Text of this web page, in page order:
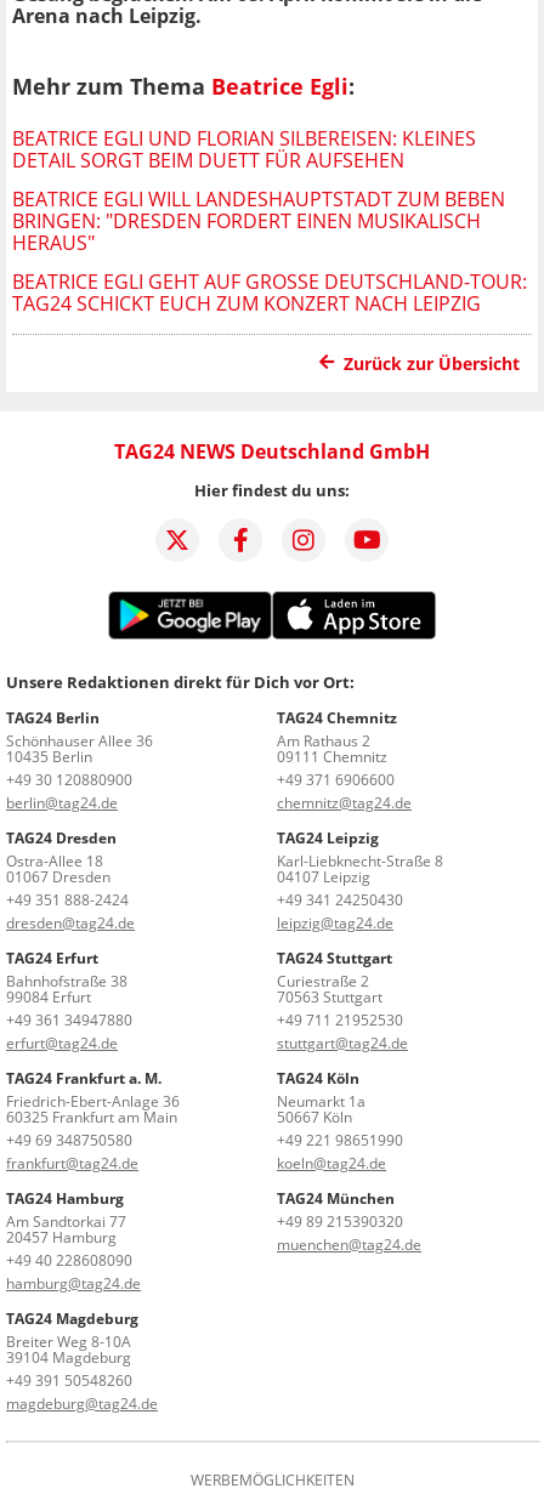
Arena nach Leipzig.
Mehr zum Thema Beatrice Egli:
BEATRICE EGLI UND FLORIAN SILBEREISEN: KLEINES
DETAIL SORGT BEIM DUETT FÜR AUFSEHEN
BEATRICE EGLI WILL LANDESHAUPTSTADT ZUM BEBEN
BRINGEN: "DRESDEN FORDERT EINEN MUSIKALISCH
HERAUS"
BEATRICE EGLI GEHT AUF GROSSE DEUTSCHLAND-TOUR: T
AG24 SCHICKT EUCH ZUM KONZERT NACH LEIPZIG
Zurück zur Übersicht
TAG24 NEWS Deutschland GmbH
Hier findest du uns:
Unsere Redaktionen direkt für Dich vor Ort:
TAG24 Berlin
Schönhauser Allee 36
10435 Berlin
+49 30 120880900
berlin@tag24.de
TAG24 Chemnitz
Am Rathaus 2
09111 Chemnitz
+49 371 6906600
chemnitz@tag24.de
TAG24 Dresden
Ostra-Allee 18
01067 Dresden
+49 351 888-2424
dresden@tag24.de
TAG24 Leipzig
Karl-Liebknecht-Straße 8
04107 Leipzig
+49 341 24250430
leipzig@tag24.de
TAG24 Erfurt
Bahnhofstraße 38
99084 Erfurt
+49 361 34947880
erfurt@tag24.de
TAG24 Stuttgart
Curiestraße 2
70563 Stuttgart
+49 711 21952530
stuttgart@tag24.de
TAG24 Frankfurt a. M.
Friedrich-Ebert-Anlage 36
60325 Frankfurt am Main
+49 69 348750580
frankfurt@tag24.de
TAG24 Köln
Neumarkt 1a
50667 Köln
+49 221 98651990
koeln@tag24.de
TAG24 Hamburg
Am Sandtorkai 77
20457 Hamburg
+49 40 228608090
hamburg@tag24.de
TAG24 München
+49 89 215390320
muenchen@tag24.de
TAG24 Magdeburg
Breiter Weg 8-10A
39104 Magdeburg
+49 391 50548260
magdeburg@tag24.de
WERBEMÖGLICHKEITEN